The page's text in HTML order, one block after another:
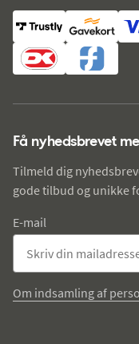
Få nyhedsbrevet
Tilmeld dig
gode tilbud og unikke
E-mail
Om indsamling af